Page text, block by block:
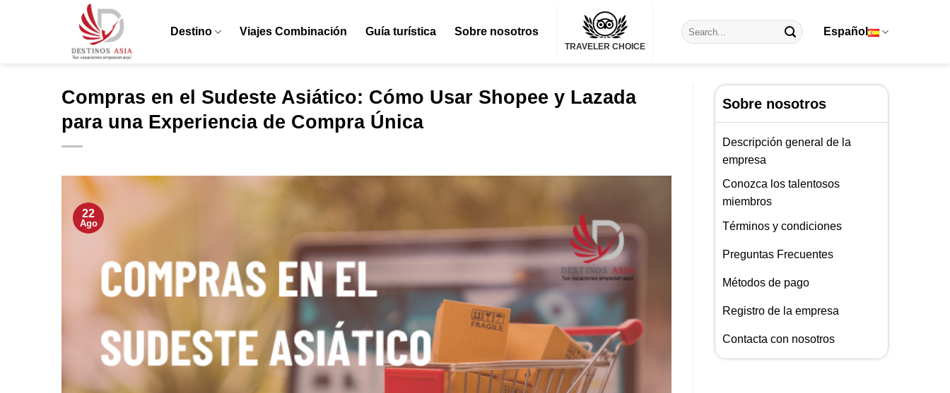
Destino Viajes Combinación Guía turística Sobre nosotros
TRAVELER CHOICE
Español
Compras en el Sudeste Asiático: Cómo Usar Shopee y Lazada
para una Experiencia de Compra Única
22
Ago
Sobre nosotros
Descripción general de la
empresa
Conozca los talentosos
miembros
Términos y condiciones
Preguntas Frecuentes
Métodos de pago
Registro de la empresa
Contacta con nosotros